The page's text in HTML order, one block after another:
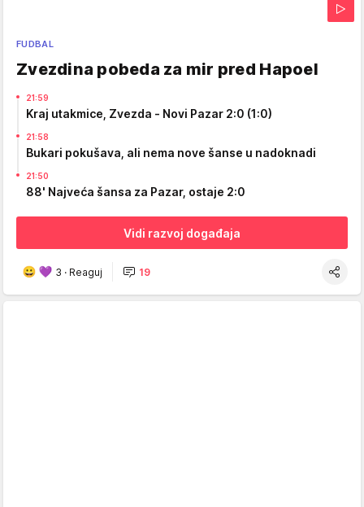
FUDBAL
Zvezdina pobeda za mir pred Hapoel
21:59
Kraj utakmice, Zvezda - Novi Pazar 2:0 (1:0)
21:58
Bukari pokušava, ali nema nove šanse u nadoknadi
21:50
88' Najveća šansa za Pazar, ostaje 2:0
Vidi razvoj događaja
3 · Reaguj 19